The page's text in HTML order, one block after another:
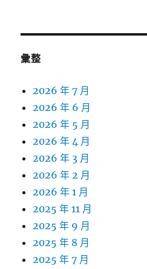
彙整
2026 年 7 月
2026 年 6 月
2026 年 5 月
2026 年 4 月
2026 年 3 月
2026 年 2 月
2026 年 1 月
2025 年 11 月
2025 年 9 月
2025 年 8 月
2025 年 7 月